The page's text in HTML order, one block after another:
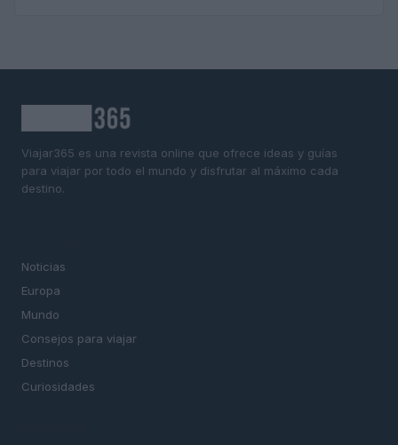
Viajar365 es una revista online que ofrece ideas y guías
para viajar por todo el mundo y disfrutar al máximo cada
destino.
Noticias
Europa
Mundo
Consejos para viajar
Destinos
Curiosidades